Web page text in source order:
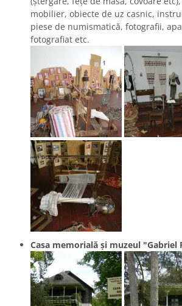
mobilier, obiecte de uz casnic,
piese de numismatică, fotografii,
fotografiat etc.
Casa memorială și muzeul "Gabriel